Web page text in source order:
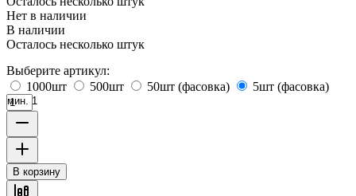
Нет в наличии
В наличии
Осталось несколько штук
Выберите артикул:
1000шт
500шт 50шт (фасовка) 5шт (фасовка)
мин. 1
В корзину